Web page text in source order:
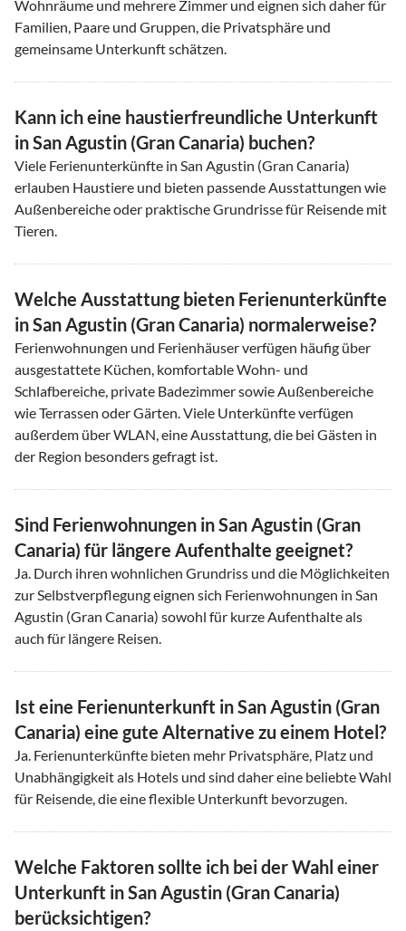
Wohnräume und mehrere Zimmer und eignen sich daher für
Familien, Paare und Gruppen, die Privatsphäre und
gemeinsame Unterkunft schätzen.
Kann ich eine haustierfreundliche Unterkunft
in San Agustin (Gran Canaria) buchen?
Viele Ferienunterkünfte in San Agustin (Gran Canaria)
erlauben Haustiere und bieten passende Ausstattungen wie
Außenbereiche oder praktische Grundrisse für Reisende mit
Tieren.
Welche Ausstattung bieten Ferienunterkünfte
in San Agustin (Gran Canaria) normalerweise?
Ferienwohnungen und Ferienhäuser verfügen häufig über
ausgestattete Küchen, komfortable Wohn- und
Schlafbereiche, private Badezimmer sowie Außenbereiche
wie Terrassen oder Gärten. Viele Unterkünfte verfügen
außerdem über WLAN, eine Ausstattung, die bei Gästen in
der Region besonders gefragt ist.
Sind Ferienwohnungen in San Agustin (Gran
Canaria) für längere Aufenthalte geeignet?
Ja. Durch ihren wohnlichen Grundriss und die Möglichkeiten
zur Selbstverpflegung eignen sich Ferienwohnungen in San
Agustin (Gran Canaria) sowohl für kurze Aufenthalte als
auch für längere Reisen.
Ist eine Ferienunterkunft in San Agustin (Gran
Canaria) eine gute Alternative zu einem Hotel?
Ja. Ferienunterkünfte bieten mehr Privatsphäre, Platz und
Unabhängigkeit als Hotels und sind daher eine beliebte Wahl
für Reisende, die eine flexible Unterkunft bevorzugen.
Welche Faktoren sollte ich bei der Wahl einer
Unterkunft in San Agustin (Gran Canaria)
berücksichtigen?